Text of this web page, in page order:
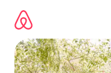
เนื้อหา